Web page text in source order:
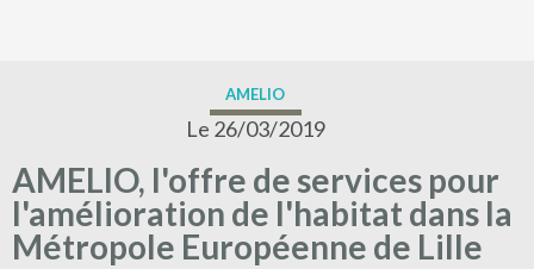
AMELIO
Le 26/03/2019
AMELIO, l'offre de services pour
l'amélioration de l'habitat dans la
Métropole Européenne de Lille